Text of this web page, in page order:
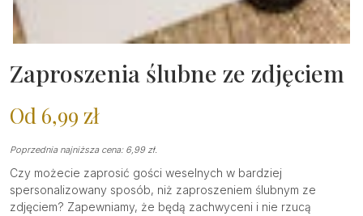
Zaproszenia ślubne ze zdjęciem
Od 6,99 zł
Poprzednia najniższa cena: 6,99 zł.
Czy możecie zaprosić gości weselnych w bardziej
spersonalizowany sposób, niż zaproszeniem ślubnym ze
zdjęciem? Zapewniamy, że będą zachwyceni i nie rzucą